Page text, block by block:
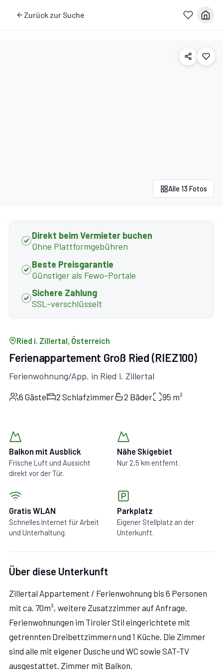
Zurück zur Suche
Alle 13 Fotos
Direkt beim Vermieter buchen
Ohne Plattformgebühren
Beste Preisgarantie
Günstiger als Fewo-Portale
Sichere Zahlung
SSL-verschlüsselt
Ried i. Zillertal, Österreich
Ferienappartement Groß Ried (RIEZ100)
Ferienwohnung/App. in Ried i. Zillertal
6 Gäste 2 Schlafzimmer 2 Bäder 95 m²
Balkon mit Ausblick
Frische Luft und Aussicht
direkt vor der Tür.
Nähe Skigebiet
Nur 2,5 km entfernt.
Gratis WLAN
Schnelles Internet für Arbeit
und Unterhaltung.
Parkplatz
Eigener Stellplatz an der
Unterkunft.
Über diese Unterkunft
Zillertal Appartement / Ferienwohnung bis 6 Personen
mit ca. 70m², weitere Zusatzzimmer auf Anfrage.
Ferienwohnungen im Tiroler Stil eingerichtete mit
getrennten Dreibettzimmern und 1 Küche. Die Zimmer
sind alle mit eigener Dusche und WC sowie SAT-TV
ausgestattet. Zimmer mit Balkon.